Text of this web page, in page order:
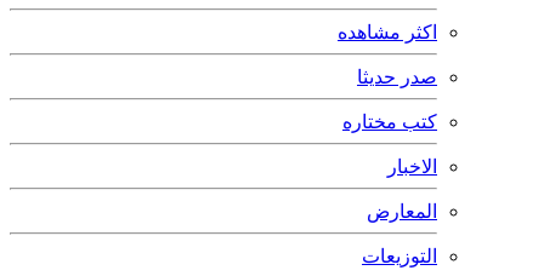
اكثر مشاهده
صدر حديثا
كتب مختاره
الاخبار
المعارض
التوزيعات